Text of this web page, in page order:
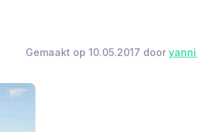
Gemaakt op 10.05.2017 door